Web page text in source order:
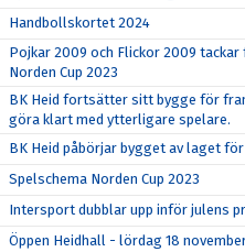
Handbollskortet 2024
Pojkar 2009 och Flickor 2009
Norden Cup 2023
BK Heid fortsätter sitt bygge för
göra klart med ytterligare spelare.
BK Heid påbörjar bygget av laget
Spelschema Norden Cup 2023
Intersport dubblar upp inför julens
Öppen Heidhall - lördag 18